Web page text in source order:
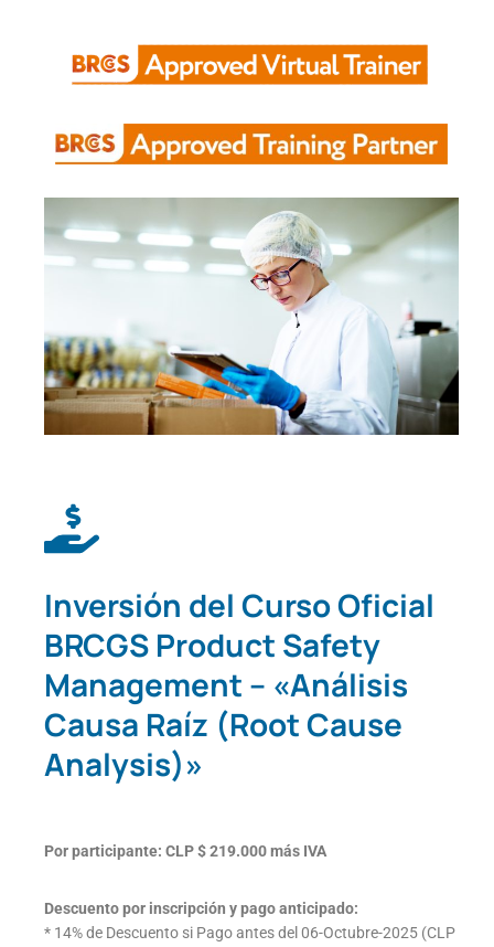
Inversión del Curso Oficial
BRCGS Product Safety
Management – «Análisis
Causa Raíz (Root Cause
Analysis)»
Por participante: CLP $ 219.000 más IVA
Descuento por inscripción y pago anticipado:
* 14% de Descuento si Pago antes del 06-Octubre-2025 (CLP